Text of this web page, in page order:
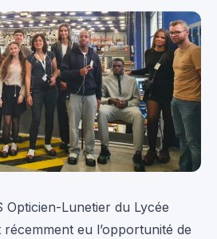
Opticien-Lunetier du Lycée
eu l’opportunité de